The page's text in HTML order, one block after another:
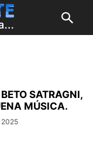
SATRAGNI,
MÚSICA.
2025